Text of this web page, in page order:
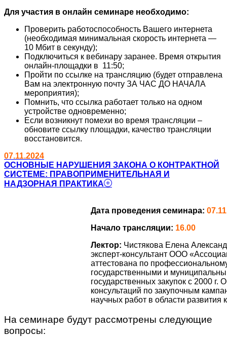
Для участия в онлайн семинаре необходимо:
Проверить работоспособность Вашего интернета
(необходимая минимальная скорость интернета —
10 Мбит в секунду);
Подключиться к вебинару заранее. Время открытия
онлайн-площадки в 11:50;
Пройти по ссылке на трансляцию (будет отправлена
Вам на электронную почту ЗА ЧАС ДО НАЧАЛА
мероприятия);
Помнить, что ссылка работает только на одном
устройстве одновременно;
Если возникнут помехи во время трансляции –
обновите ссылку площадки, качество трансляции
восстановится.
07.11.2024
ОСНОВНЫЕ НАРУШЕНИЯ ЗАКОНА О КОНТРАКТНОЙ
СИСТЕМЕ: ПРАВОПРИМЕНИТЕЛЬНАЯ И
НАДЗОРНАЯ ПРАКТИКА
Дата проведения семинара:
Начало трансляции: 16.00
Лектор: Чистякова Елена
эксперт-консультант ООО
аттестована по
государственными и
государственных закупок с 2000
консультаций по закупочным
научных работ в области
На семинаре будут рассмотрены следующие
вопросы: